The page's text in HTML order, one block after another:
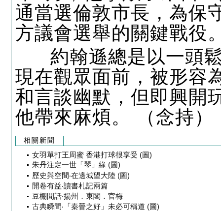
通當選倫敦市長，為保
方議會選舉的關鍵戰役
約翰遜總是以一頭
現在觀眾面前，被形容
和言談幽默，但即興開
他帶來麻煩。 （念持）
相關新聞
女羽單打王周蜜 香港打球很享受 (圖)
朱丹注定一世「琴」緣 (圖)
歷史與空間‧在邊城望大陸 (圖)
開卷有益‧讀書札記兩篇
豆棚閒話‧揚州．東閣．官梅
古典瞬間‧「秦晉之好」未必可稱道 (圖)